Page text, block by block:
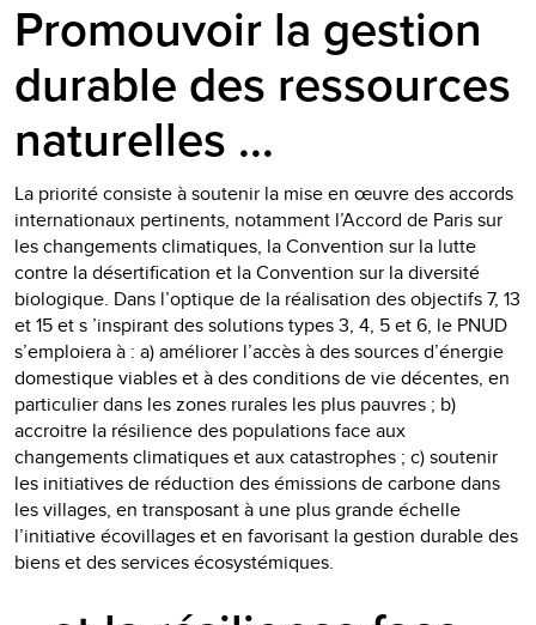
Promouvoir la gestion
durable des ressources
naturelles ...
La priorité consiste à soutenir la mise en œuvre des accords
internationaux pertinents, notamment l’Accord de Paris sur
les changements climatiques, la Convention sur la lutte
contre la désertification et la Convention sur la diversité
biologique. Dans l’optique de la réalisation des objectifs 7, 13
et 15 et s ’inspirant des solutions types 3, 4, 5 et 6, le PNUD
s’emploiera à : a) améliorer l’accès à des sources d’énergie
domestique viables et à des conditions de vie décentes, en
particulier dans les zones rurales les plus pauvres ; b)
accroitre la résilience des populations face aux
changements climatiques et aux catastrophes ; c) soutenir
les initiatives de réduction des émissions de carbone dans
les villages, en transposant à une plus grande échelle
l’initiative écovillages et en favorisant la gestion durable des
biens et des services écosystémiques.